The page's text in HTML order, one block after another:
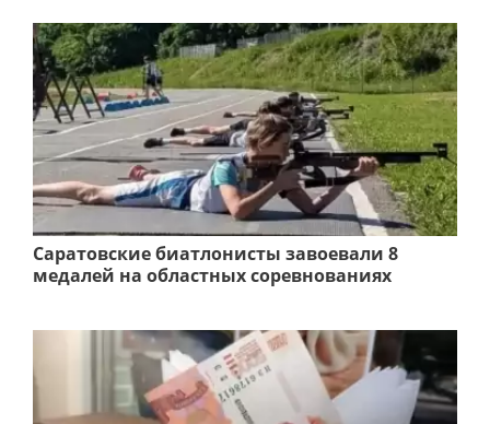
Саратовские биатлонисты завоевали 8
медалей на областных соревнованиях